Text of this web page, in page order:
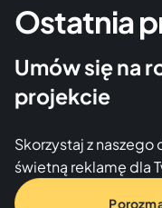
Ostatnia
Umów się na
projekcie
Skorzystaj z
świetną reklamę dla